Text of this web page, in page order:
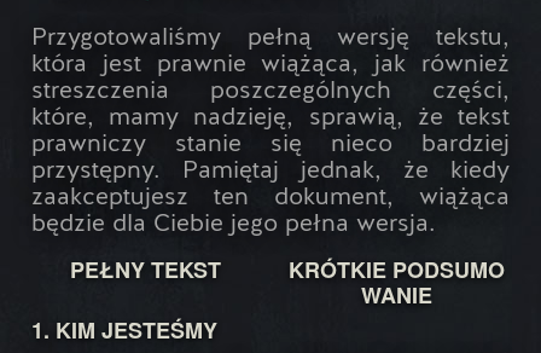
Przygotowaliśmy pełną wersję tekstu,
która jest prawnie wiążąca, jak również
streszczenia poszczególnych części,
które, mamy nadzieję, sprawią, że tekst
prawniczy stanie się nieco bardziej
przystępny. Pamiętaj jednak, że kiedy
zaakceptujesz ten dokument, wiążąca
będzie dla Ciebie jego pełna wersja.
PEŁNY TEKST
KRÓTKIE PODSUMO
WANIE
1. KIM JESTEŚMY